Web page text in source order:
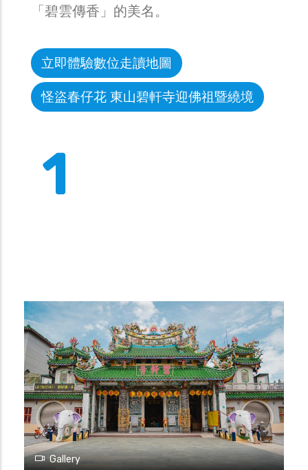
「碧雲傳香」的美名。
立即體驗數位走讀地圖
怪盜春仔花 東山碧軒寺迎佛祖暨繞境
1
Gallery